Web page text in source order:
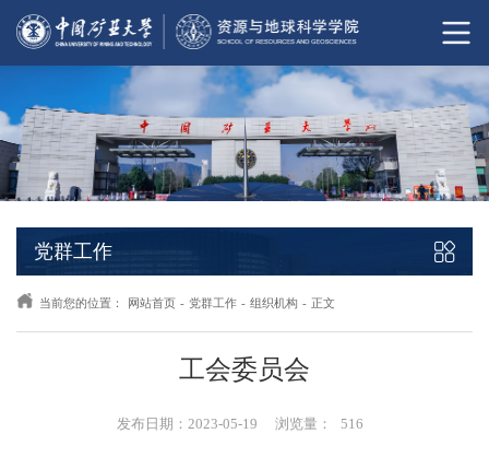
党群工作
当前您的位置： 网站首页 - 党群工作 - 组织机构 - 正文
工会委员会
发布日期：2023-05-19 浏览量： 516